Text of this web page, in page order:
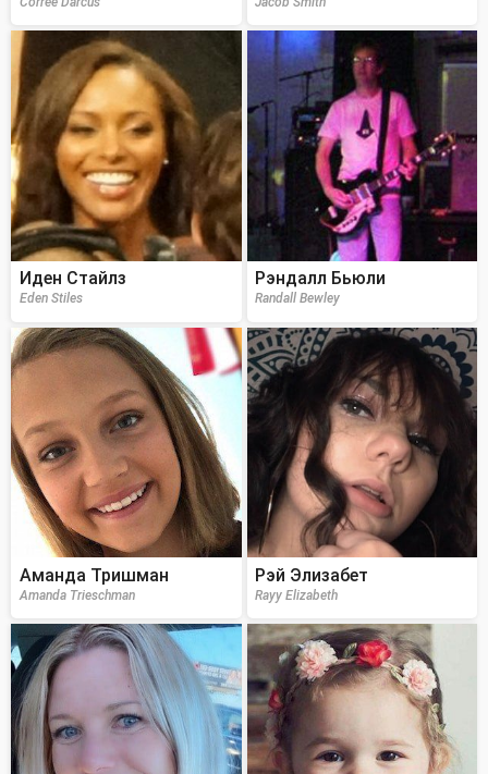
Иден Стайлз
Eden Stiles
Рэндалл Бьюли
Randall Bewley
Аманда Тришман
Amanda Trieschman
Рэй Элизабет
Rayy Elizabeth